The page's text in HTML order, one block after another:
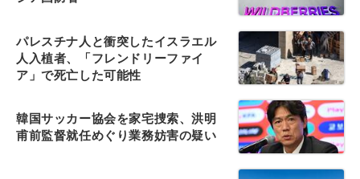
パレスチナ人と衝突したイスラエル
人入植者、「フレンドリーファイ
ア」で死亡した可能性
韓国サッカー協会を家宅捜索、洪明
甫前監督就任めぐり業務妨害の疑い